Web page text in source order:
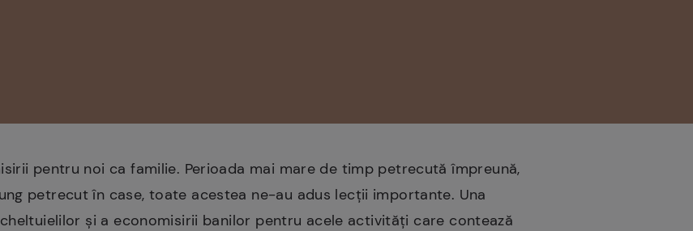
pentru noi ca familie. Perioada mai mare de timp petrecută împreună,
petrecut în case, toate acestea ne-au adus lecții importante. Una
și a economisirii banilor pentru acele activități care contează